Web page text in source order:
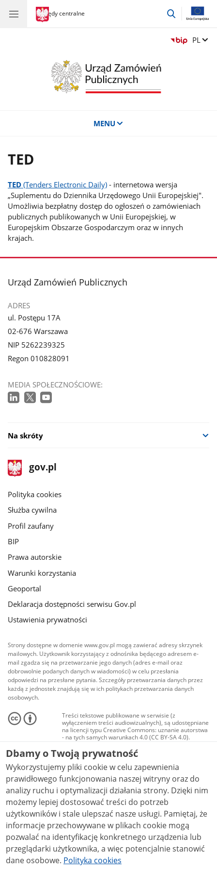
gov.pl
Urzędy centralne
gov.pl
Urzędy
przejdź
Zmień
PL
MENU
TED
TED(Tenders Electronic Daily) - internetowa wersja
„Suplementu do Dziennika Urzędowego Unii Europejskiej".
Umożliwia bezpłatny dostęp do ogłoszeń o zamówieniach
publicznych publikowanych w Unii Europejskiej, w
Europejskim Obszarze Gospodarczym oraz w innych
krajach.
stopka
Urząd Zamówień Publicznych
ADRES
ul. Postępu 17A
02-676 Warszawa
NIP 5262239325
Regon 010828091
MEDIA SPOŁECZNOŚCIOWE:
Na skróty
stopka
gov.pl
Strona
gov.pl
gov.pl
Polityka cookies
Służba cywilna
Profil zaufany
BIP
Prawa autorskie
Warunki korzystania
Geoportal
Deklaracja dostępności serwisu Gov.pl
Ustawienia prywatności
Strony dostępne w domenie www.gov.pl mogą zawierać adresy skrzynek
mailowych. Użytkownik korzystający z odnośnika będącego adresem e-
mail zgadza się na przetwarzanie jego danych (adres e-mail oraz
dobrowolnie podanych danych w wiadomości) w celu przesłania
odpowiedzi na przesłane pytania. Szczegóły przetwarzania danych przez
każdą z jednostek znajdują się w ich politykach przetwarzania danych
osobowych.
Treści tekstowe publikowane w serwisie (z
wyłączeniem treści audiowizualnych), są udostępniane
na licencji typu Creative Commons: uznanie autorstwa
- na tych samych warunkach 4.0 (CC BY-SA 4.0).
Materiały audiowizualne, w tym zdjęcia, materiały
audio i wideo, są udostępniane na licencji typu
Creative Commons: uznanie autorstwa użycie
niekomercyjne - bez utworów zależnych 4.0 (CC BY-
NC-ND 4.0), o ile nie jest to stwierdzone inaczej.
Dbamy o Twoją prywatność
Wykorzystujemy pliki cookie w celu zapewnienia
prawidłowego funkcjonowania naszej witryny oraz do
analizy ruchu i optymalizacji działania strony. Dzięki nim
możemy lepiej dostosować treści do potrzeb
użytkowników i stale ulepszać nasze usługi. Pamiętaj, że
informacje przechowywane w plikach cookie mogą
pozwalać na identyfikację konkretnego urządzenia lub
przeglądarki użytkownika, a więc potencjalnie stanowić
dane osobowe. Polityka cookies